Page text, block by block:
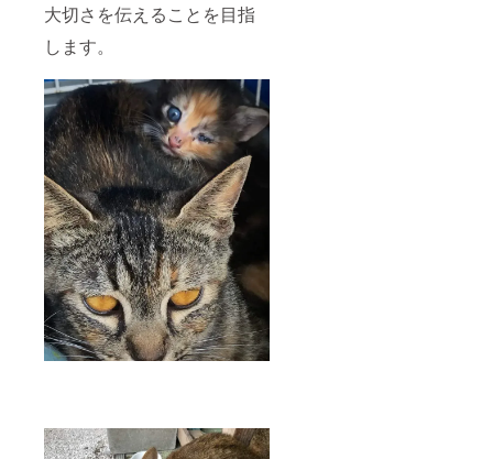
大切さを伝えることを目指
します。